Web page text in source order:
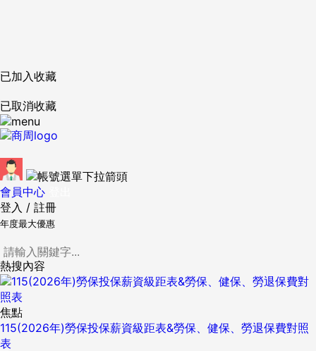
已加入收藏
已取消收藏
會員中心
登入 / 註冊
年度最大優惠
熱搜內容
焦點
115(2026年)勞保投保薪資級距表&勞保、健保、勞退保費對照
表